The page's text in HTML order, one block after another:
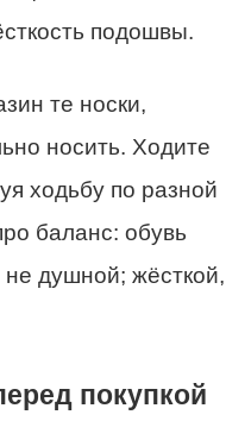
подошвы.
те носки,
носить. Ходите
ходьбу по разной
баланс: обувь
душной; жёсткой,
покупкой